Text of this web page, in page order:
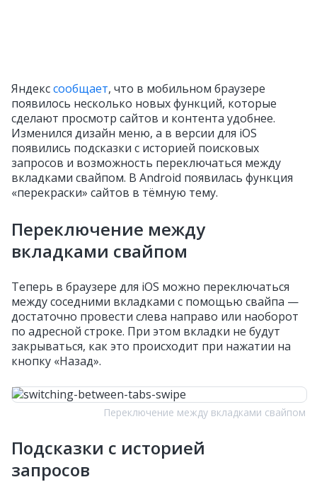
Яндекссообщает, что в мобильном браузере
появилось несколько новых функций, которые
сделают просмотр сайтов и контента удобнее.
Изменился дизайн меню, а в версии для iOS
появились подсказки с историей поисковых
запросов и возможность переключаться между
вкладками свайпом. В Android появилась функция
«перекраски» сайтов в тёмную тему.
Переключение между
вкладками свайпом
Теперь в браузере для iOS можно переключаться
между соседними вкладками с помощью свайпа —
достаточно провести слева направо или наоборот
по адресной строке. При этом вкладки не будут
закрываться, как это происходит при нажатии на
кнопку «Назад».
Переключение между вкладками свайпом
Подсказки с историей
запросов